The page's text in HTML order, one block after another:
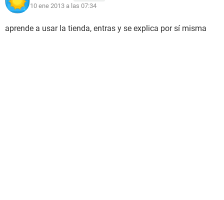
10 ene 2013 a las 07:34
aprende a usar la tienda, entras y se explica por sí misma